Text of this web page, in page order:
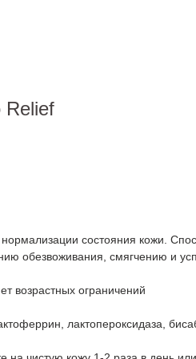
Relief
состояния кожи.
обезвоживания, смягчению и
возрастных ограничений
лактопероксидаза,